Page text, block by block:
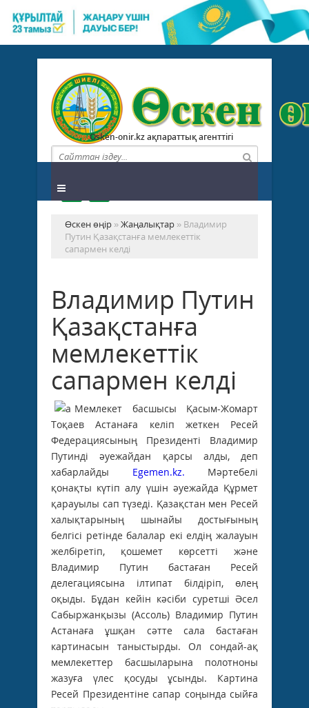
Osken-onir.kz ақпараттық агенттігі
Өскен өңір »Жаңалықтар » Владимир
Путин Қазақстанға мемлекеттік
сапармен келді
Владимир Путин
Қазақстанға
мемлекеттік
сапармен келді
Мемлекет басшысы Қасым-Жомарт
Тоқаев Астанаға келіп жеткен Ресей
Федерациясының Президенті Владимир
Путинді әуежайдан қарсы алды, деп
хабарлайды Egemen.kz. Мәртебелі
қонақты күтіп алу үшін әуежайда Құрмет
қарауылы сап түзеді. Қазақстан мен Ресей
халықтарының шынайы достығының
белгісі ретінде балалар екі елдің жалауын
желбіретіп, қошемет көрсетті және
Владимир Путин бастаған Ресей
делегациясына ілтипат білдіріп, өлең
оқыды. Бұдан кейін кәсіби суретші Әсел
Сабыржанқызы (Ассоль) Владимир Путин
Астанаға ұшқан сәтте сала бастаған
картинасын таныстырды. Ол сондай-ақ
мемлекеттер басшыларына полотноны
жазуға үлес қосуды ұсынды. Картина
Ресей Президентіне сапар соңында сыйға